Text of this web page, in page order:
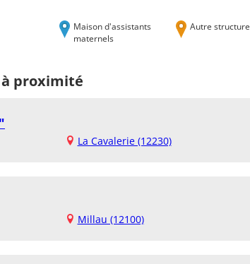
Maison d'assistants
maternels
Autre structure
à proximité
La Cavalerie (12230)
Millau (12100)